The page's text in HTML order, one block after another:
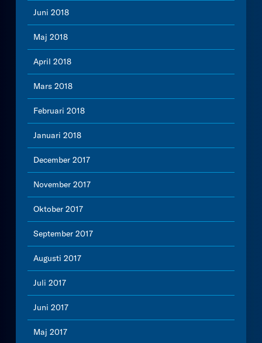
Juni 2018
Maj 2018
April 2018
Mars 2018
Februari 2018
Januari 2018
December 2017
November 2017
Oktober 2017
September 2017
Augusti 2017
Juli 2017
Juni 2017
Maj 2017